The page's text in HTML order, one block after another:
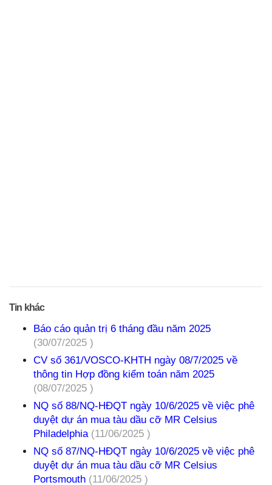
Tin khác
Báo cáo quản trị 6 tháng đầu năm 2025
(30/07/2025 )
CV số 361/VOSCO-KHTH ngày 08/7/2025 về
thông tin Hợp đồng kiểm toán năm 2025
(08/07/2025 )
NQ số 88/NQ-HĐQT ngày 10/6/2025 về việc phê
duyệt dự án mua tàu dầu cỡ MR Celsius
Philadelphia (11/06/2025 )
NQ số 87/NQ-HĐQT ngày 10/6/2025 về việc phê
duyệt dự án mua tàu dầu cỡ MR Celsius
Portsmouth (11/06/2025 )